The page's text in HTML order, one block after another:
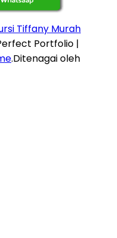
Tiffany Murah
Portfolio |
.Ditenagai oleh